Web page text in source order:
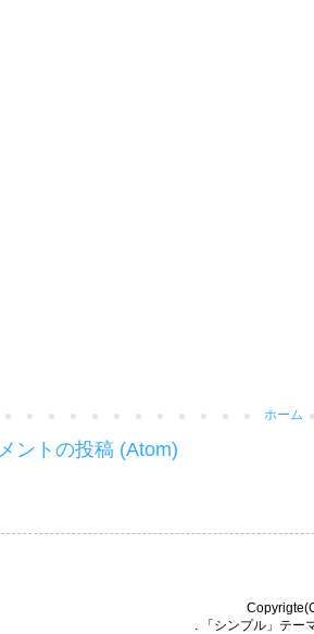
ホーム
ントの投稿 (Atom)
. 「シンプル」テ